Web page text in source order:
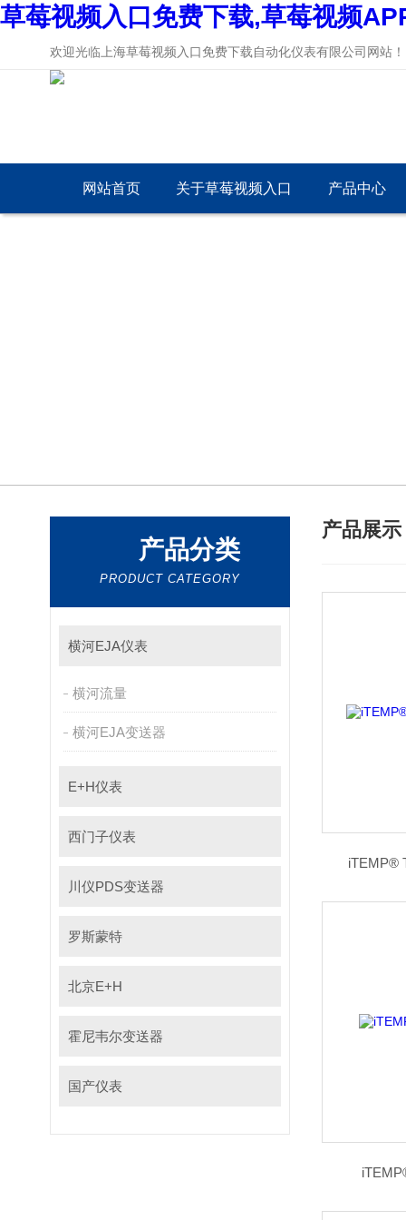
草莓视频入口免费下载,草莓视频
欢迎光临上海草莓视频入口免费下载自动化仪表有限公司网站！
网站首页 关于草莓视频入口 产品中心
产品分类
PRODUCT CATEGORY
横河EJA仪表
横河流量
横河EJA变送器
E+H仪表
西门子仪表
川仪PDS变送器
罗斯蒙特
北京E+H
霍尼韦尔变送器
国产仪表
产品展示
iTEMP®